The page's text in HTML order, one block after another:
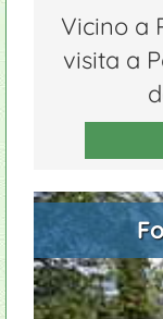
Vicino a
visita a